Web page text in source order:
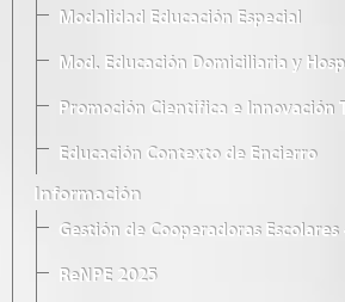
Modalidad Educación Especial
Mod. Educación Domiciliaria y
Promoción Científica e Innovación
Educación Contexto de Encierro
Información
Gestión de Cooperadoras Escolares
ReNPE 2025